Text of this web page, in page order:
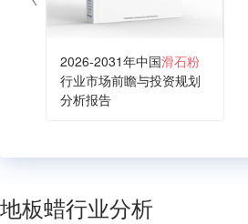
2026-2031年中国滑石粉
行业市场前瞻与投资规划
分析报告
地板蜡行业分析